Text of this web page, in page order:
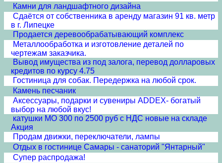
Камни для ландшафтного дизайна
Сдаётся от собственника в аренду магазин 91 кв. метр
в г. Липецке
Продается деревообрабатывающий комплекс
Металлообработка и изготовление деталей по
чертежам заказчика.
Вывод имущества из под залога, перевод долларовых
кредитов по курсу 4.75
Гостиница для собак. Передержка на любой срок.
Камень песчаник
Аксессуары, подарки и сувениры ADDEX- богатый
выбор на любой вкус!
катушки МО 300 по 2500 руб с НДС новые на складе
Акция
Продам движки, переключатели, лампы
Отдых в гостинице Самары - санаторий "Янтарный"
Супер распродажа!